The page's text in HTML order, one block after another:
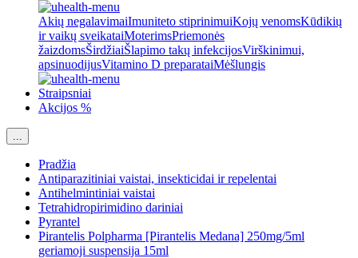
Akių negalavimaiImuniteto stiprinimuiKojų venomsKūdikių
ir vaikų sveikataiMoterimsPriemonės
žaizdomsŠirdžiaiŠlapimo takų infekcijosVirškinimui,
apsinuodijusVitamino D preparataiMėšlungis
Straipsniai
Akcijos %
...
Pradžia
Antiparazitiniai vaistai, insekticidai ir repelentai
Antihelmintiniai vaistai
Tetrahidropirimidino dariniai
Pyrantel
Pirantelis Polpharma [Pirantelis Medana] 250mg/5ml
geriamoji suspensija 15ml